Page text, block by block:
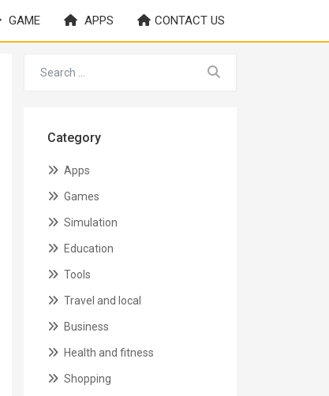
GAME APPS CONTACT US
Category
Apps
Games
Simulation
Education
Tools
Travel and local
Business
Health and fitness
Shopping